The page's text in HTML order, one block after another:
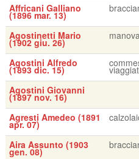
Affricani Galliano
(1896 mar. 13)
Agostinetti Mario
(1902 giu. 26)
Agostini Alfredo
(1893 dic. 15)
Agostini Giovanni
(1897 nov. 16)
Agresti Amedeo (1891
apr. 07)
Aira Assunto (1903
gen. 08)